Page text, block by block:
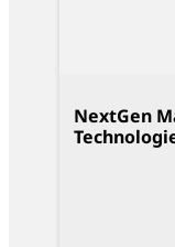
NextGen